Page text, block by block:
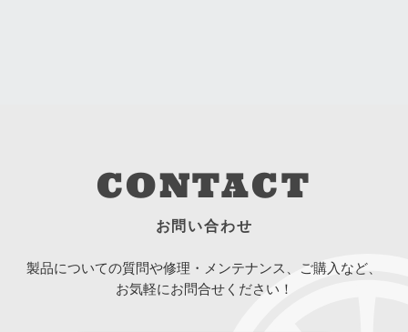
CONTACT
お問い合わせ
製品についての質問や修理・メンテナンス、ご購入など、
お気軽にお問合せください！